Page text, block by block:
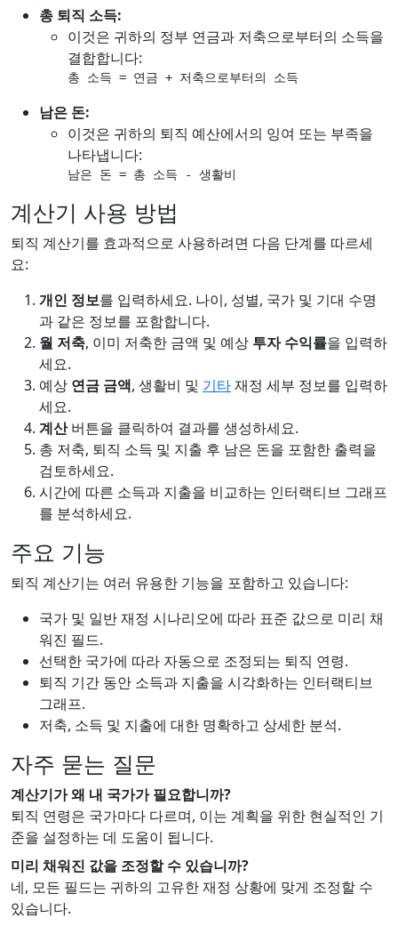
총 퇴직 소득:
이것은 귀하의 정부 연금과 저축으로부터의 소득을
결합합니다:
총 소득 = 연금 + 저축으로부터의 소득
남은 돈:
이것은 귀하의 퇴직 예산에서의 잉여 또는 부족을
나타냅니다:
남은 돈 = 총 소득 - 생활비
계산기 사용 방법
퇴직 계산기를 효과적으로 사용하려면 다음 단계를 따르세
요:
개인 정보를 입력하세요. 나이, 성별, 국가 및 기대 수명
과 같은 정보를 포함합니다.
월 저축, 이미 저축한 금액 및 예상 투자 수익률을 입력하
세요.
예상 연금 금액, 생활비 및 기타재정 세부 정보를 입력하
세요.
계산버튼을 클릭하여 결과를 생성하세요.
총 저축, 퇴직 소득 및 지출 후 남은 돈을 포함한 출력을
검토하세요.
시간에 따른 소득과 지출을 비교하는 인터랙티브 그래프
를 분석하세요.
주요 기능
퇴직 계산기는 여러 유용한 기능을 포함하고 있습니다:
국가 및 일반 재정 시나리오에 따라 표준 값으로 미리 채
워진 필드.
선택한 국가에 따라 자동으로 조정되는 퇴직 연령.
퇴직 기간 동안 소득과 지출을 시각화하는 인터랙티브
그래프.
저축, 소득 및 지출에 대한 명확하고 상세한 분석.
자주 묻는 질문
계산기가 왜 내 국가가 필요합니까?
퇴직 연령은 국가마다 다르며, 이는 계획을 위한 현실적인 기
준을 설정하는 데 도움이 됩니다.
미리 채워진 값을 조정할 수 있습니까?
네, 모든 필드는 귀하의 고유한 재정 상황에 맞게 조정할 수
있습니다.